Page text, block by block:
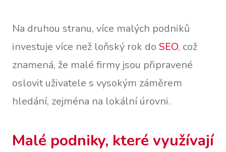
Na druhou stranu, více malých podniků
investuje více než loňský rok do SEO, což
znamená, že malé firmy jsou připravené
oslovit uživatele s vysokým záměrem
hledání, zejména na lokální úrovni.
Malé podniky, které využívají